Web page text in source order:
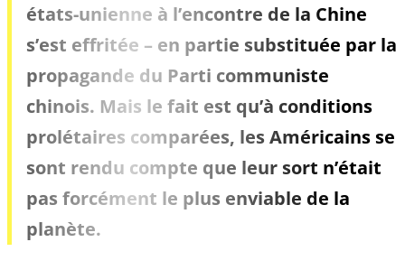
états-unienne à l’encontre de la Chine
s’est effritée – en partie substituée par la
propagande du Parti communiste
chinois. Mais le fait est qu’à conditions
prolétaires comparées, les Américains se
sont rendu compte que leur sort n’était
pas forcément le plus enviable de la
planète.